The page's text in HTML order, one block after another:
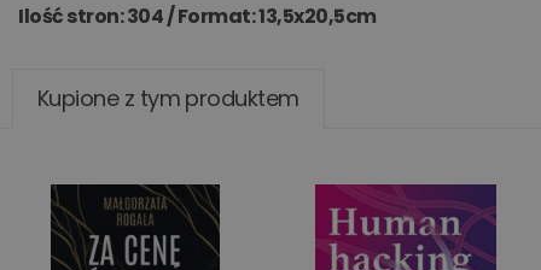
Ilość stron: 304 /Format: 13,5x20,5cm
Kupione z tym produktem